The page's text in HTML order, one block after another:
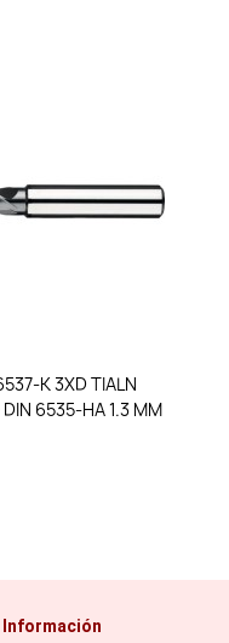
al carrito
K 3XD TIALN
6535-HA 1.3 MM
Información